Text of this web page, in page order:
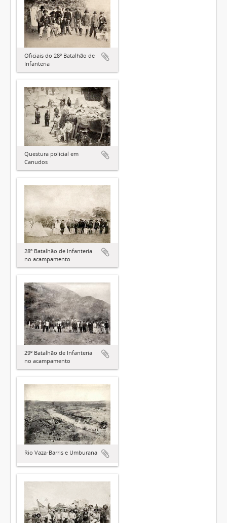
Oficiais do 28º Batalhão de
Infanteria
Questura policial em
Canudos
28º Batalhão de Infanteria
no acampamento
29º Batalhão de Infanteria
no acampamento
Rio Vaza-Barris e Umburana